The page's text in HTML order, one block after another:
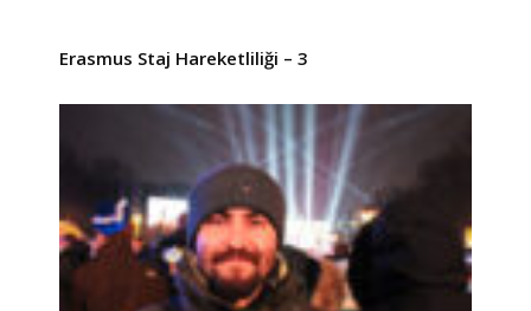
Erasmus Staj Hareketliliği – 3